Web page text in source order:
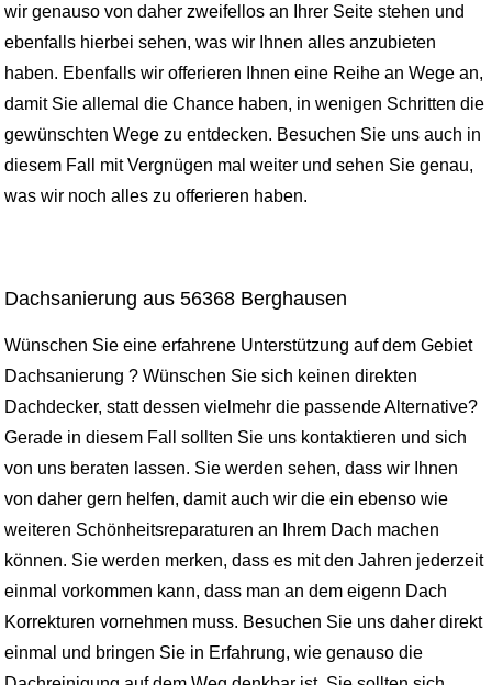
wir genauso von daher zweifellos an Ihrer Seite stehen und
ebenfalls hierbei sehen, was wir Ihnen alles anzubieten
haben. Ebenfalls wir offerieren Ihnen eine Reihe an Wege an,
damit Sie allemal die Chance haben, in wenigen Schritten die
gewünschten Wege zu entdecken. Besuchen Sie uns auch in
diesem Fall mit Vergnügen mal weiter und sehen Sie genau,
was wir noch alles zu offerieren haben.
Dachsanierung aus 56368 Berghausen
Wünschen Sie eine erfahrene Unterstützung auf dem Gebiet
Dachsanierung ? Wünschen Sie sich keinen direkten
Dachdecker, statt dessen vielmehr die passende Alternative?
Gerade in diesem Fall sollten Sie uns kontaktieren und sich
von uns beraten lassen. Sie werden sehen, dass wir Ihnen
von daher gern helfen, damit auch wir die ein ebenso wie
weiteren Schönheitsreparaturen an Ihrem Dach machen
können. Sie werden merken, dass es mit den Jahren jederzeit
einmal vorkommen kann, dass man an dem eigenn Dach
Korrekturen vornehmen muss. Besuchen Sie uns daher direkt
einmal und bringen Sie in Erfahrung, wie genauso die